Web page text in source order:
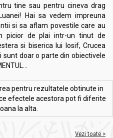
tine sau pentru cineva drag
Hai sa vedem impreuna
si sa aflam povestile care au
picior de plai intr-un tinut de
si biserica lui Iosif, Crucea
sunt doar o parte din obiectivele
pentru rezultatele obtinute in
efectele acestora pot fi diferite
la alta.
Vezi toate >